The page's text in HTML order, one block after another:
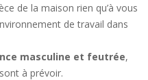
de la maison rien qu’à vous
de travail dans
masculine et feutrée,
à prévoir.